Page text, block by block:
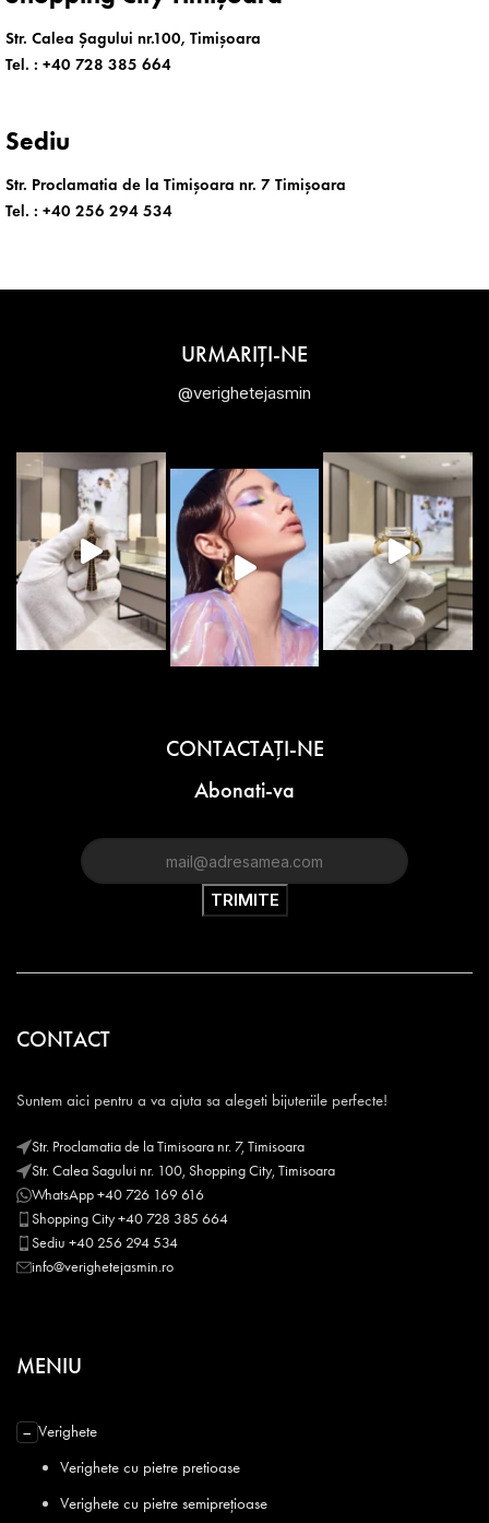
Str. Calea Șagului nr.100, Timișoara
Tel. : +40 728 385 664
Sediu
Str. Proclamatia de la Timișoara nr. 7 Timișoara
Tel. : +40 256 294 534
URMARIȚI-NE
@verighetejasmin
CONTACTAŢI-NE
Abonati-va
CONTACT
Suntem aici pentru a va ajuta sa alegeti bijuteriile perfecte!
Str. Proclamatia de la Timisoara nr. 7, Timisoara
Str. Calea Sagului nr. 100, Shopping City, Timisoara
WhatsApp +40 726 169 616
Shopping City +40 728 385 664
Sediu +40 256 294 534
info@verighetejasmin.ro
MENIU
− Verighete
Verighete cu pietre pretioase
Verighete cu pietre semiprețioase